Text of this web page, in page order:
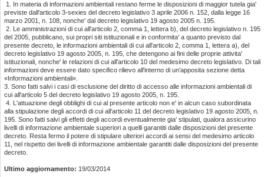
1. In materia di informazioni ambientali restano ferme le disposizioni di maggior tutela gia'
previste dall'articolo 3-sexies del decreto legislativo 3 aprile 2006 n. 152, dalla legge 16
marzo 2001, n. 108, nonche' dal decreto legislativo 19 agosto 2005 n. 195.
2. Le amministrazioni di cui all'articolo 2, comma 1, lettera b), del decreto legislativo n. 195
del 2005, pubblicano, sui propri siti istituzionali e in conformita' a quanto previsto dal
presente decreto, le informazioni ambientali di cui all'articolo 2, comma 1, lettera a), del
decreto legislativo 19 agosto 2005, n. 195, che detengono ai fini delle proprie attivita'
istituzionali, nonche' le relazioni di cui all'articolo 10 del medesimo decreto legislativo. Di tali
informazioni deve essere dato specifico rilievo all'interno di un'apposita sezione detta
«Informazioni ambientali».
3. Sono fatti salvi i casi di esclusione del diritto di accesso alle informazioni ambientali di
cui all'articolo 5 del decreto legislativo 19 agosto 2005, n. 195.
4. L'attuazione degli obblighi di cui al presente articolo non e' in alcun caso subordinata
alla stipulazione degli accordi di cui all'articolo 11 del decreto legislativo 19 agosto 2005, n.
195. Sono fatti salvi gli effetti degli accordi eventualmente gia' stipulati, qualora assicurino
livelli di informazione ambientale superiori a quelli garantiti dalle disposizioni del presente
decreto. Resta fermo il potere di stipulare ulteriori accordi ai sensi del medesimo articolo
11, nel rispetto dei livelli di informazione ambientale garantiti dalle disposizioni del presente
decreto.
Ultimo aggiornamento: 19/03/2014